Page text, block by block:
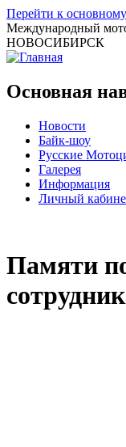
Перейти к
Международный
НОВОСИБИРСК
Основная
Новости
Байк-шоу
Русские
Галерея
Информация
Личный
Памяти